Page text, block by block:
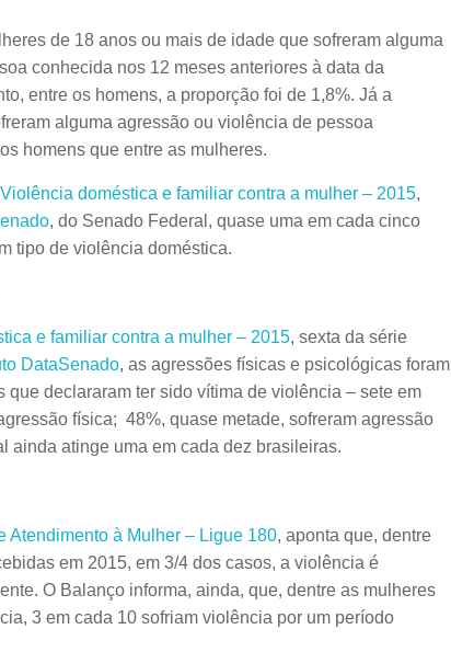
de 18 anos ou mais de idade que sofreram alguma
conhecida nos 12 meses anteriores à data da
entre os homens, a proporção foi de 1,8%. Já a
alguma agressão ou violência de pessoa
homens que entre as mulheres.
Violência doméstica e familiar contra a mulher – 2015,
, do Senado Federal, quase uma em cada cinco
tipo de violência doméstica.
e familiar contra a mulher – 2015, sexta da série
DataSenado, as agressões físicas e psicológicas foram
que declararam ter sido vítima de violência – sete em
física; 48%, quase metade, sofreram agressão
ainda atinge uma em cada dez brasileiras.
Atendimento à Mulher – Ligue 180, aponta que, dentre
em 2015, em 3/4 dos casos, a violência é
O Balanço informa, ainda, que, dentre as mulheres
3 em cada 10 sofriam violência por um período